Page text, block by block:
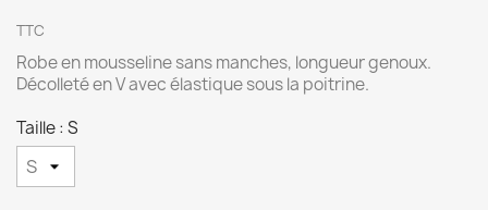
TTC
Robe en mousseline sans manches, longueur genoux.
Décolleté en V avec élastique sous la poitrine.
Taille : S